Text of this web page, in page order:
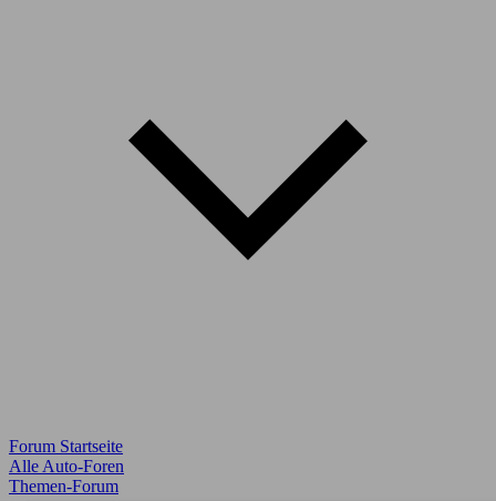
Forum Startseite
Alle Auto-Foren
Themen-Forum